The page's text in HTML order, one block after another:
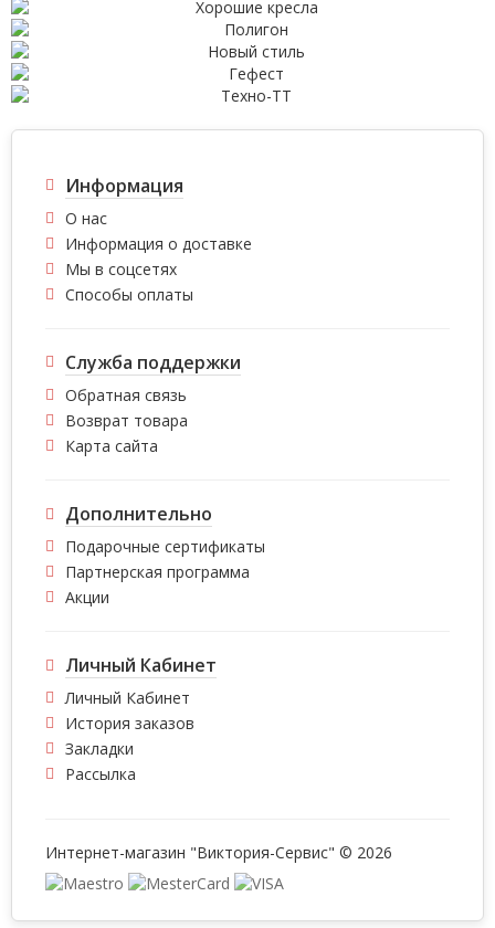
Информация
О нас
Информация о доставке
Мы в соцсетях
Способы оплаты
Служба поддержки
Обратная связь
Возврат товара
Карта сайта
Дополнительно
Подарочные сертификаты
Партнерская программа
Акции
Личный Кабинет
Личный Кабинет
История заказов
Закладки
Рассылка
Интернет-магазин "Виктория-Сервис" © 2026